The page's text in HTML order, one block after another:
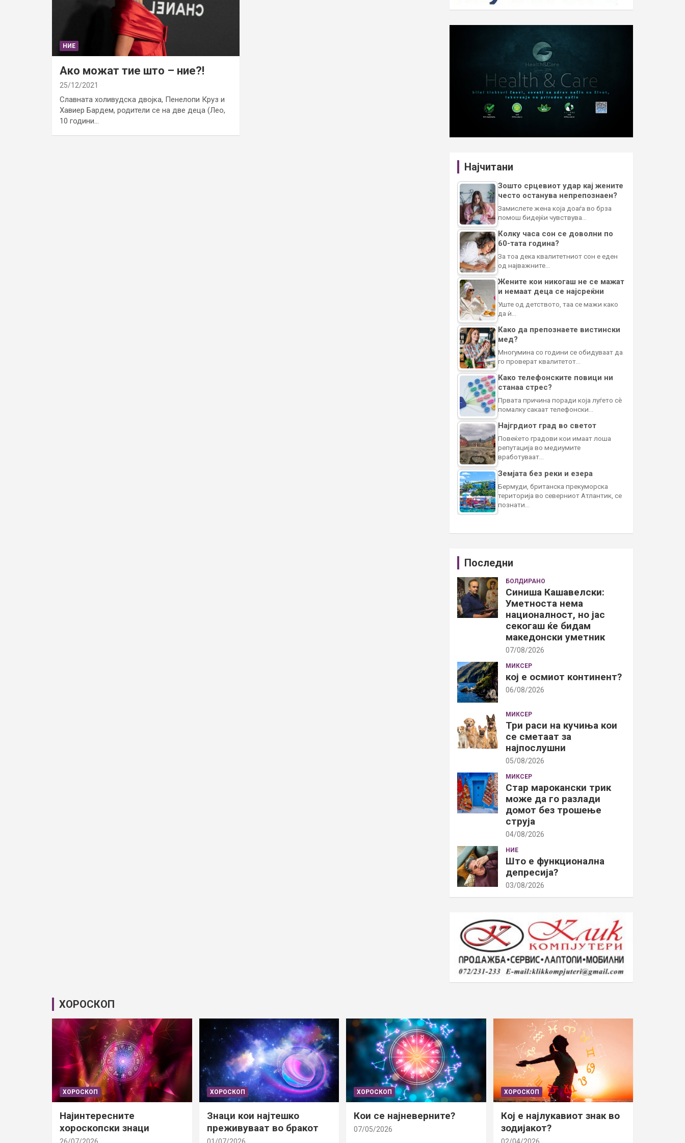
НИЕ
Ако можат тие што – ние?!
25/12/2021
Славната холивудска двојка, Пенелопи Круз и
Хавиер Бардем, родители се на две деца (Лео,
10 години…
Најчитани
Зошто срцевиот удар кај жените
често останува непрепознаен?
Замислете жена која доаѓа во брза
помош бидејќи чувствува…
Колку часа сон се доволни по
60-тата година?
За тоа дека квалитетниот сон е еден
од најважните…
Жените кои никогаш не се мажат
и немаат деца се најсреќни
Уште од детството, таа се мажи како
да ѝ…
Како да препознаете вистински
мед?
Многумина со години се обидуваат да
го проверат квалитетот…
Како телефонските повици ни
станаа стрес?
Првата причина поради која луѓето сè
помалку сакаат телефонски…
Најгрдиот град во светот
Повеќето градови кои имаат лоша
репутација во медиумите
вработуваат…
Земјата без реки и езера
Бермуди, британска прекуморска
територија во северниот Атлантик, се
познати…
Последни
БОЛДИРАНО
Синиша Кашавелски:
Уметноста нема
националност, но јас
секогаш ќе бидам
македонски уметник
07/08/2026
МИКСЕР
кој е осмиот континент?
06/08/2026
МИКСЕР
Три раси на кучиња кои
се сметаат за
најпослушни
05/08/2026
МИКСЕР
Стар марокански трик
може да го разлади
домот без трошење
струја
04/08/2026
НИЕ
Што е функционална
депресија?
03/08/2026
ХОРОСКОП
ХОРОСКОП
Најинтересните
хороскопски знаци
ХОРОСКОП
Знаци кои најтешко
преживуваат во бракот
ХОРОСКОП
Кои се најневерните?
07/05/2026
ХОРОСКОП
Кој е најлукавиот знак во
зодијакот?